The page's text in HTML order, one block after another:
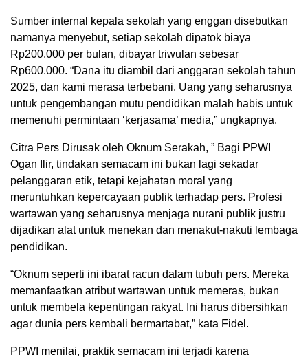
Sumber internal kepala sekolah yang enggan disebutkan
namanya menyebut, setiap sekolah dipatok biaya
Rp200.000 per bulan, dibayar triwulan sebesar
Rp600.000. “Dana itu diambil dari anggaran sekolah tahun
2025, dan kami merasa terbebani. Uang yang seharusnya
untuk pengembangan mutu pendidikan malah habis untuk
memenuhi permintaan ‘kerjasama’ media,” ungkapnya.
Citra Pers Dirusak oleh Oknum Serakah, ” Bagi PPWI
Ogan Ilir, tindakan semacam ini bukan lagi sekadar
pelanggaran etik, tetapi kejahatan moral yang
meruntuhkan kepercayaan publik terhadap pers. Profesi
wartawan yang seharusnya menjaga nurani publik justru
dijadikan alat untuk menekan dan menakut-nakuti lembaga
pendidikan.
“Oknum seperti ini ibarat racun dalam tubuh pers. Mereka
memanfaatkan atribut wartawan untuk memeras, bukan
untuk membela kepentingan rakyat. Ini harus dibersihkan
agar dunia pers kembali bermartabat,” kata Fidel.
PPWI menilai, praktik semacam ini terjadi karena